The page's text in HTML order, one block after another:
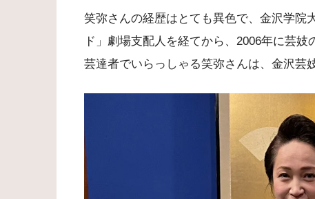
笑弥さんの経歴はとても異色で、金沢学院
ド」劇場支配人を経てから、2006年に芸妓
芸達者でいらっしゃる笑弥さんは、金沢芸